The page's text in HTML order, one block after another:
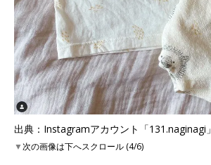
出典：Instagramアカウント「131.naginagi」
▼次の画像は下へスクロール (4/6)